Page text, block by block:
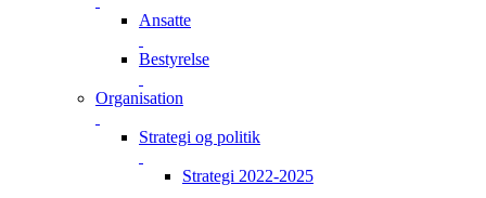
Ansatte
Bestyrelse
Organisation
Strategi og politik
Strategi 2022-2025